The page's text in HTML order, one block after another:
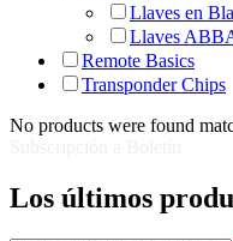
Llaves en
Llaves
Remote Basics
Transponder Chips
No products were found
Los últimos